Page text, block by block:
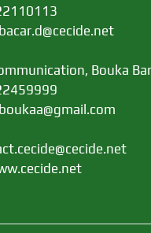
Bouka